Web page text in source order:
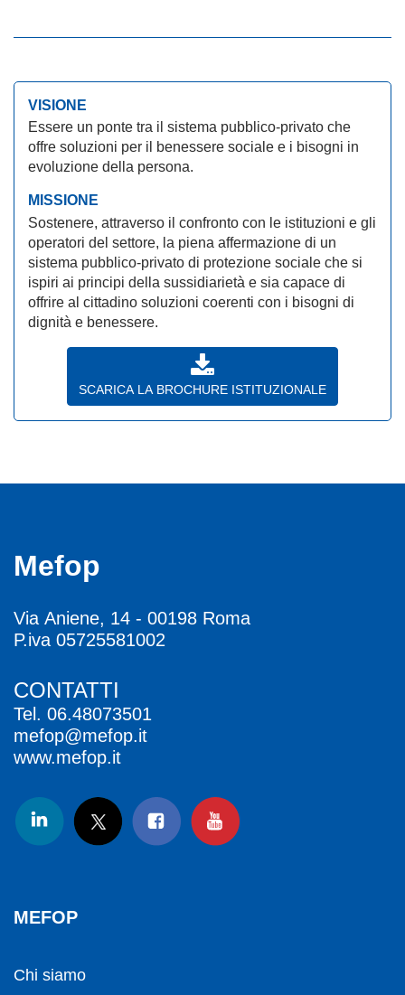
VISIONE
Essere un ponte tra il sistema pubblico-privato che
offre soluzioni per il benessere sociale e i bisogni in
evoluzione della persona.
MISSIONE
Sostenere, attraverso il confronto con le istituzioni e gli
operatori del settore, la piena affermazione di un
sistema pubblico-privato di protezione sociale che si
ispiri ai principi della sussidiarietà e sia capace di
offrire al cittadino soluzioni coerenti con i bisogni di
dignità e benessere.
SCARICA LA BROCHURE ISTITUZIONALE
Mefop
Via Aniene, 14 - 00198 Roma
P.iva 05725581002
CONTATTI
Tel. 06.48073501
mefop@mefop.it
www.mefop.it
MEFOP
Chi siamo